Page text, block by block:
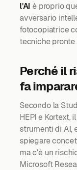
l'AI è proprio
avversario
fotocopiatrice
tecniche pronte
Perché il
fa
Secondo la
HEPI e Kortext,
strumenti di AI,
spiegare
ma c'è un
Microsoft